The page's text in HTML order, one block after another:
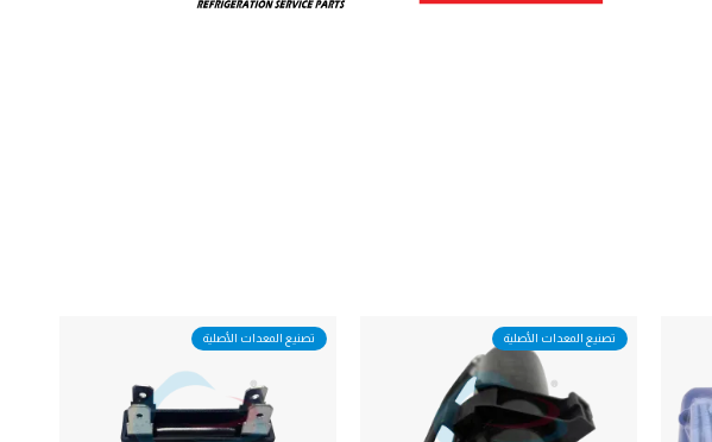
تصنيع المعدات الأصلية تصنيع المعدات الأصلية